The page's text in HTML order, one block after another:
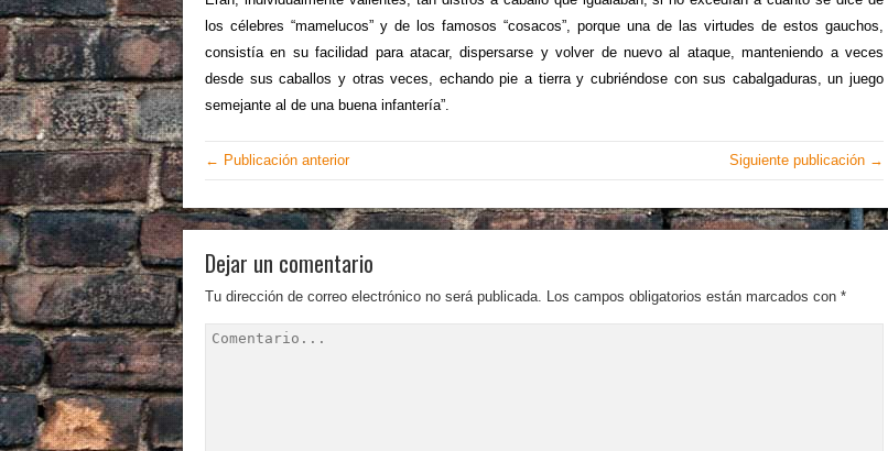
los célebres “mamelucos” y de los famosos “cosacos”, porque una de las virtudes de estos gauchos,
consistía en su facilidad para atacar, dispersarse y volver de nuevo al ataque, manteniendo a veces
desde sus caballos y otras veces, echando pie a tierra y cubriéndose con sus cabalgaduras, un juego
semejante al de una buena infantería”.
← Publicación anterior Siguiente publicación →
Dejar un comentario
Tu dirección de correo electrónico no será publicada. Los campos obligatorios están marcados con *